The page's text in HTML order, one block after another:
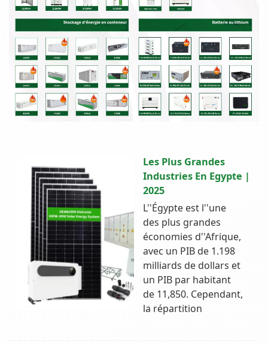
Les Plus Grandes
Industries En Egypte |
2025
L''Égypte est l''une
des plus grandes
économies d''Afrique,
avec un PIB de 1.198
milliards de dollars et
un PIB par habitant
de 11,850. Cependant,
la répartition